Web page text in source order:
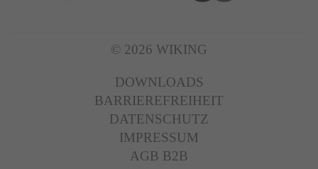
© 2026 WIKING
DOWNLOADS
BARRIEREFREIHEIT
DATENSCHUTZ
IMPRESSUM
AGB B2B